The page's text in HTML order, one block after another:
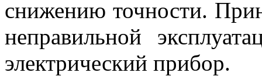
снижению точности.
неправильной
электрический прибор.